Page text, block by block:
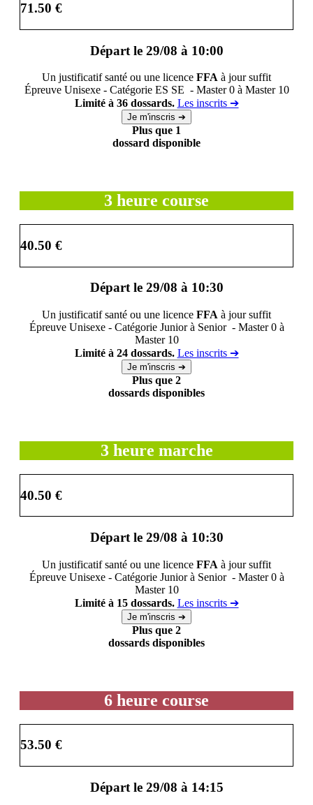
71.50 €
Départ le 29/08 à 10:00
Un justificatif santé ou une licence FFA à jour suffit
Épreuve Unisexe - Catégorie ES SE - Master 0 à Master 10
Limité à 36 dossards. Les inscrits ➔
Plus que 1
dossard disponible
3 heure course
40.50 €
Départ le 29/08 à 10:30
Un justificatif santé ou une licence FFA à jour suffit
Épreuve Unisexe - Catégorie Junior à Senior - Master 0 à
Master 10
Limité à 24 dossards. Les inscrits ➔
Plus que 2
dossards disponibles
3 heure marche
40.50 €
Départ le 29/08 à 10:30
Un justificatif santé ou une licence FFA à jour suffit
Épreuve Unisexe - Catégorie Junior à Senior - Master 0 à
Master 10
Limité à 15 dossards. Les inscrits ➔
Plus que 2
dossards disponibles
6 heure course
53.50 €
Départ le 29/08 à 14:15